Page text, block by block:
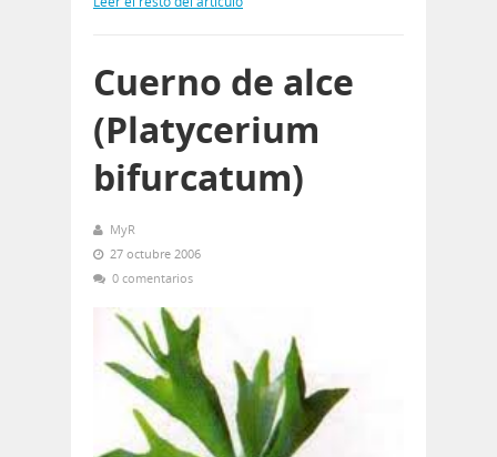
Cuerno de alce
(Platycerium
bifurcatum)
MyR
27 octubre 2006
0 comentarios